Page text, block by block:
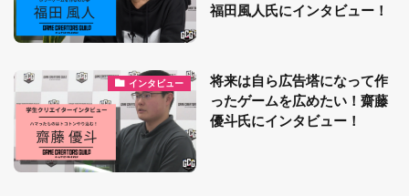
福田風人氏にインタビュー！
インタビュー
将来は自ら広告塔になって作
ったゲームを広めたい！齋藤
優斗氏にインタビュー！